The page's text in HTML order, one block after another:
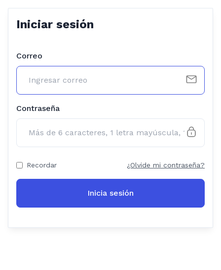
Iniciar sesión
Correo
Contraseña
Recordar ¿Olvide mi contraseña?